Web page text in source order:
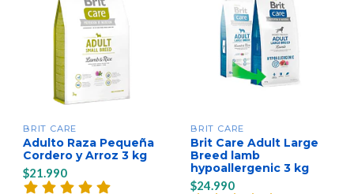
BRIT CARE
Adulto Raza Pequeña
Cordero y Arroz 3 kg
$21.990
BRIT CARE
Brit Care Adult Large
Breed lamb
hypoallergenic 3 kg
$24.990